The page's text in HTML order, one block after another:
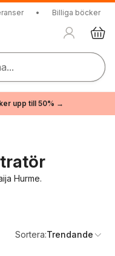
• Billiga böcker
upp till 50% →
Hurme.
Sortera:Trendande